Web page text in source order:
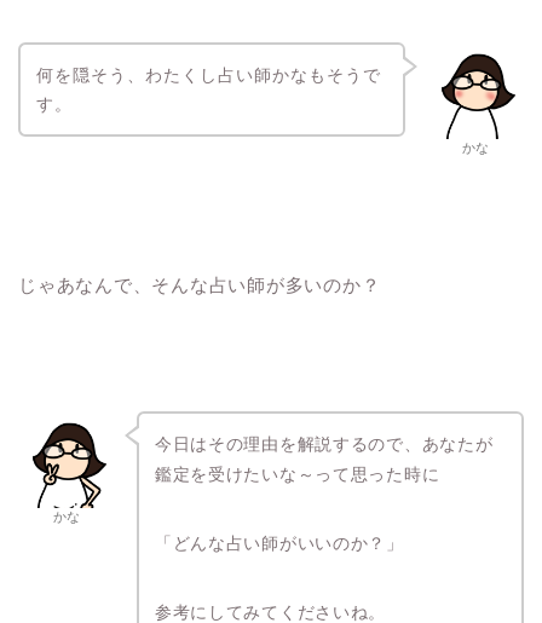
かな
何を隠そう、わたくし占い師かなもそうで
す。
じゃあなんで、そんな占い師が多いのか？
かな
今日はその理由を解説するので、あなたが
鑑定を受けたいな～って思った時に
「どんな占い師がいいのか？」
参考にしてみてくださいね。